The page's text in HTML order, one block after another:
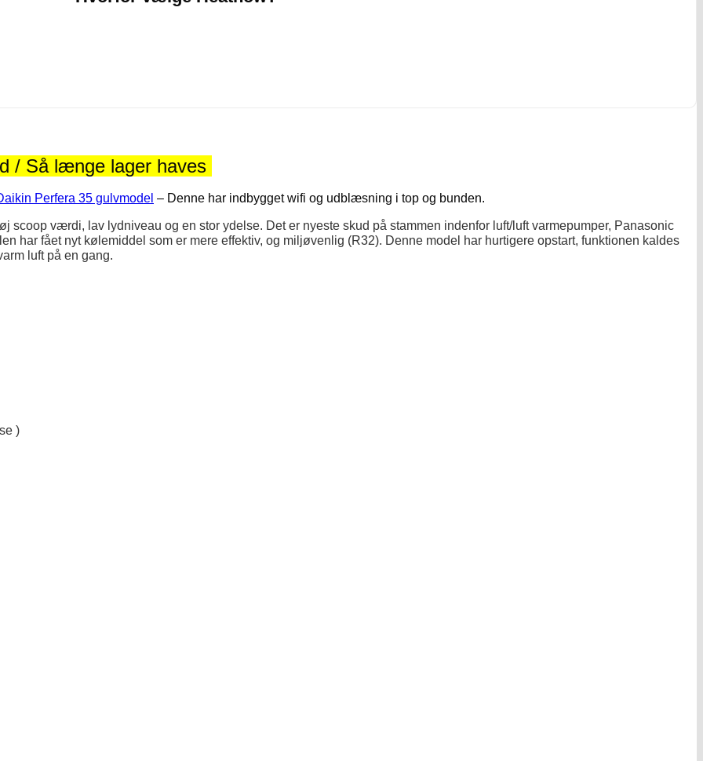
/ Så længe lager haves
Perfera 35 gulvmodel – Denne har indbygget wifi og udblæsning i top og bunden.
scoop værdi, lav lydniveau og en stor ydelse. Det er nyeste skud på stammen indenfor luft/luft varmepumper, Panasonic
har fået nyt kølemiddel som er mere effektiv, og miljøvenlig (R32). Denne model har hurtigere opstart, funktionen kaldes
luft på en gang.
)